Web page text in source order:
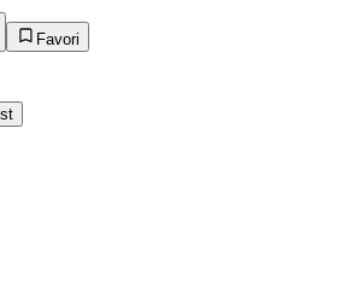
Favori